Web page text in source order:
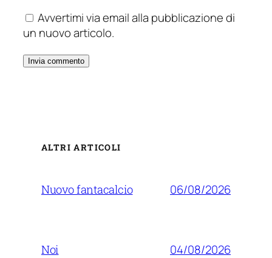
Avvertimi via email alla pubblicazione di
un nuovo articolo.
ALTRI ARTICOLI
Nuovo fantacalcio 06/08/2026
Noi 04/08/2026